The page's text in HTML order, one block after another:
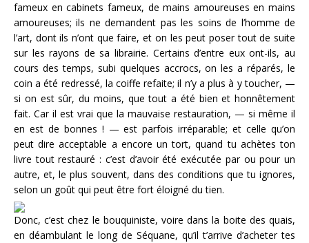
fameux en cabinets fameux, de mains amoureuses en mains
amoureuses; ils ne demandent pas les soins de l’homme de
l’art, dont ils n’ont que faire, et on les peut poser tout de suite
sur les rayons de sa librairie. Certains d’entre eux ont-ils, au
cours des temps, subi quelques accrocs, on les a réparés, le
coin a été redressé, la coiffe refaite; il n’y a plus à y toucher, —
si on est sûr, du moins, que tout a été bien et honnêtement
fait. Car il est vrai que la mauvaise restauration, — si même il
en est de bonnes ! — est parfois irréparable; et celle qu’on
peut dire acceptable a encore un tort, quand tu achètes ton
livre tout restauré : c’est d’avoir été exécutée par ou pour un
autre, et, le plus souvent, dans des conditions que tu ignores,
selon un goût qui peut être fort éloigné du tien.
Donc, c’est chez le bouquiniste, voire dans la boite des quais,
en déambulant le long de Séquane, qu’il t’arrive d’acheter tes